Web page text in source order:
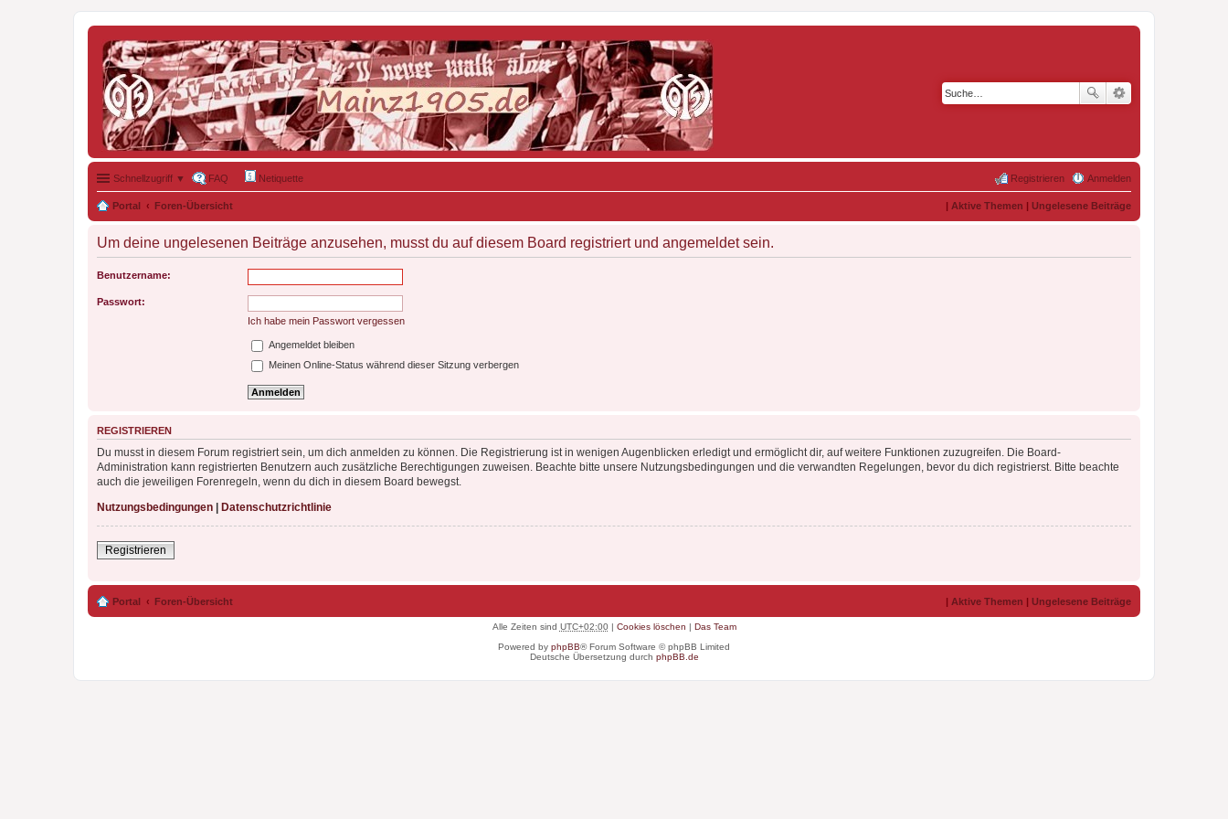
Schnellzugriff ▼ FAQ Netiquette Anmelden
Registrieren
Portal Foren-Übersicht | Aktive Themen | Ungelesene Beiträge
Um deine ungelesenen Beiträge anzusehen, musst du auf diesem Board registriert und angemeldet sein.
Benutzername:
Passwort:
Ich habe mein Passwort vergessen
Angemeldet bleiben
Meinen Online-Status während dieser Sitzung verbergen
REGISTRIEREN
Du musst in diesem Forum registriert sein, um dich anmelden zu können. Die Registrierung ist in wenigen Augenblicken erledigt und ermöglicht dir, auf weitere Funktionen zuzugreifen. Die Board-
Administration kann registrierten Benutzern auch zusätzliche Berechtigungen zuweisen. Beachte bitte unsere Nutzungsbedingungen und die verwandten Regelungen, bevor du dich registrierst. Bitte beachte
auch die jeweiligen Forenregeln, wenn du dich in diesem Board bewegst.
Nutzungsbedingungen | Datenschutzrichtlinie
Registrieren
Portal Foren-Übersicht | Aktive Themen | Ungelesene Beiträge
Alle Zeiten sind UTC+02:00| Cookies löschen | Das Team
Powered by phpBB® Forum Software © phpBB Limited
Deutsche Übersetzung durch phpBB.de